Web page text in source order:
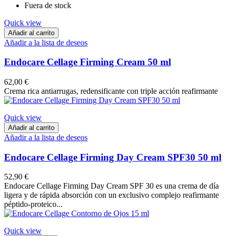
Fuera de stock
Quick view
Añadir al carrito
Añadir a la lista de deseos
Endocare Cellage Firming Cream 50 ml
62,00 €
Crema rica antiarrugas, redensificante con triple acción reafirmante
Quick view
Añadir al carrito
Añadir a la lista de deseos
Endocare Cellage Firming Day Cream SPF30 50 ml
52,90 €
Endocare Cellage Firming Day Cream SPF 30 es una crema de día
ligera y de rápida absorción con un exclusivo complejo reafirmante
péptido-proteico...
Quick view